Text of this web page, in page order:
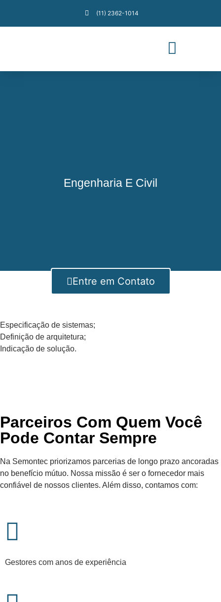
(11) 2362-1014
Engenharia E Civil
Entre em Contato
Especificação de sistemas;
Definição de arquitetura;
Indicação de solução.
Parceiros Com Quem Você
Pode Contar Sempre
Na Semontec priorizamos parcerias de longo prazo ancoradas
no benefício mútuo. Nossa missão é ser o fornecedor mais
confiável de nossos clientes. Além disso, contamos com:
Gestores com anos de experiência